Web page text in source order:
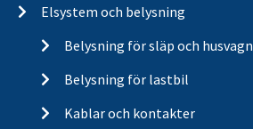
Elsystem och belysning
Belysning för släp och husvagn
Belysning för lastbil
Kablar och kontakter